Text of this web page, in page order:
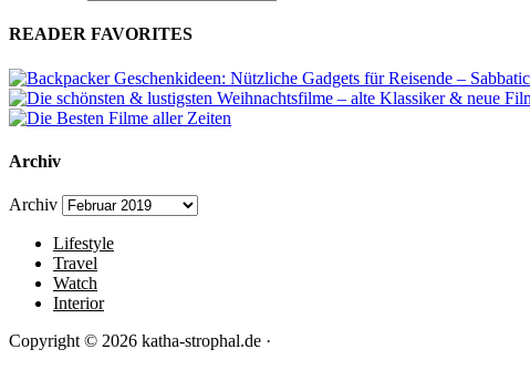
READER FAVORITES
Archiv
Archiv
Lifestyle
Travel
Watch
Interior
Copyright © 2026 katha-strophal.de ·